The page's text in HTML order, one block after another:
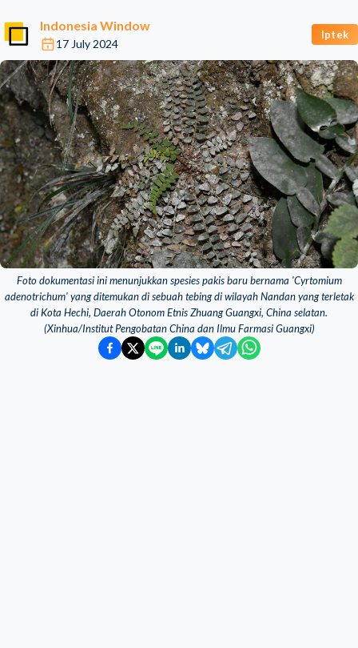
Indonesia Window
17 July 2024
Iptek
Foto dokumentasi ini menunjukkan spesies pakis baru bernama 'Cyrtomium
adenotrichum' yang ditemukan di sebuah tebing di wilayah Nandan yang terletak
di Kota Hechi, Daerah Otonom Etnis Zhuang Guangxi, China selatan.
(Xinhua/Institut Pengobatan China dan Ilmu Farmasi Guangxi)